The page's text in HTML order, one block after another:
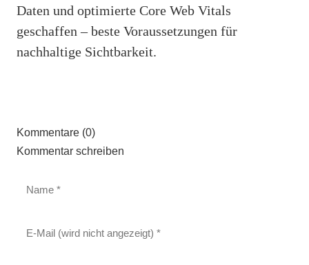
Daten und optimierte Core Web Vitals
geschaffen – beste Voraussetzungen für
nachhaltige Sichtbarkeit.
Kommentare (0)
Kommentar schreiben